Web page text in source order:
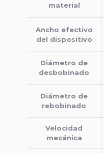
material
Ancho efectivo
del dispositivo
Diámetro de
desbobinado
Diámetro de
rebobinado
Velocidad
mecánica